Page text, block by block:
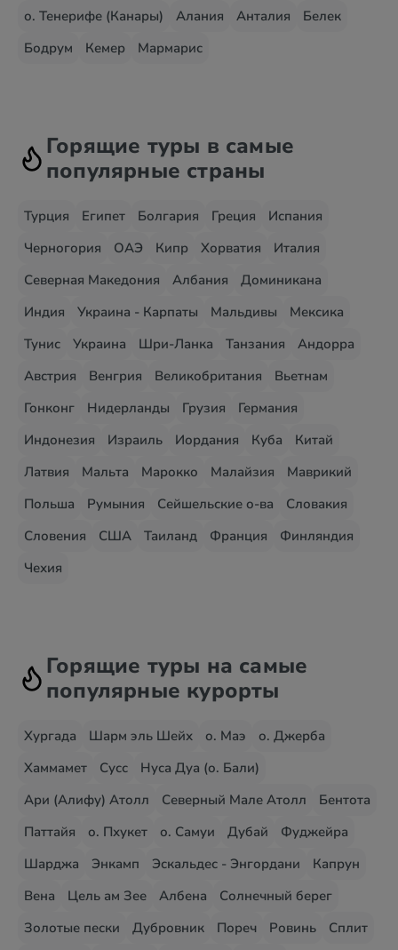
о. Тенерифе (Канары)
Алания Анталия
Белек
Бодрум
Кемер Мармарис
Горящие туры в самые
популярные страны
Турция Египет Болгария Греция
Испания
Черногория
ОАЭ Кипр Хорватия
Италия
Северная Македония
Албания
Доминикана
Индия
Украина - Карпаты Мальдивы
Мексика
Тунис
Украина Шри-Ланка Танзания
Андорра
Австрия
Венгрия Великобритания
Вьетнам
Гонконг
Нидерланды Грузия
Германия
Индонезия
Израиль Иордания Куба
Китай
Латвия
Мальта Марокко Малайзия
Маврикий
Польша
Румыния Сейшельские о-ва
Словакия
Словения
США Таиланд Франция
Финляндия
Чехия
Горящие туры на самые
популярные курорты
Хургада Шарм эль Шейх о. Маэ
о. Джерба
Хаммамет
Сусс
Нуса Дуа (о. Бали)
Ари (Алифу) Атолл
Северный Мале Атолл
Бентота
Паттайя
о. Пхукет о. Самуи Дубай
Фуджейра
Шарджа
Энкамп Эскальдес - Энгордани
Капрун
Вена
Цель ам Зее Албена
Солнечный берег
Золотые пески
Дубровник Пореч Ровинь
Сплит